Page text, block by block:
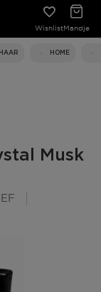
WishlistMandje
HAAR HOME
Musk